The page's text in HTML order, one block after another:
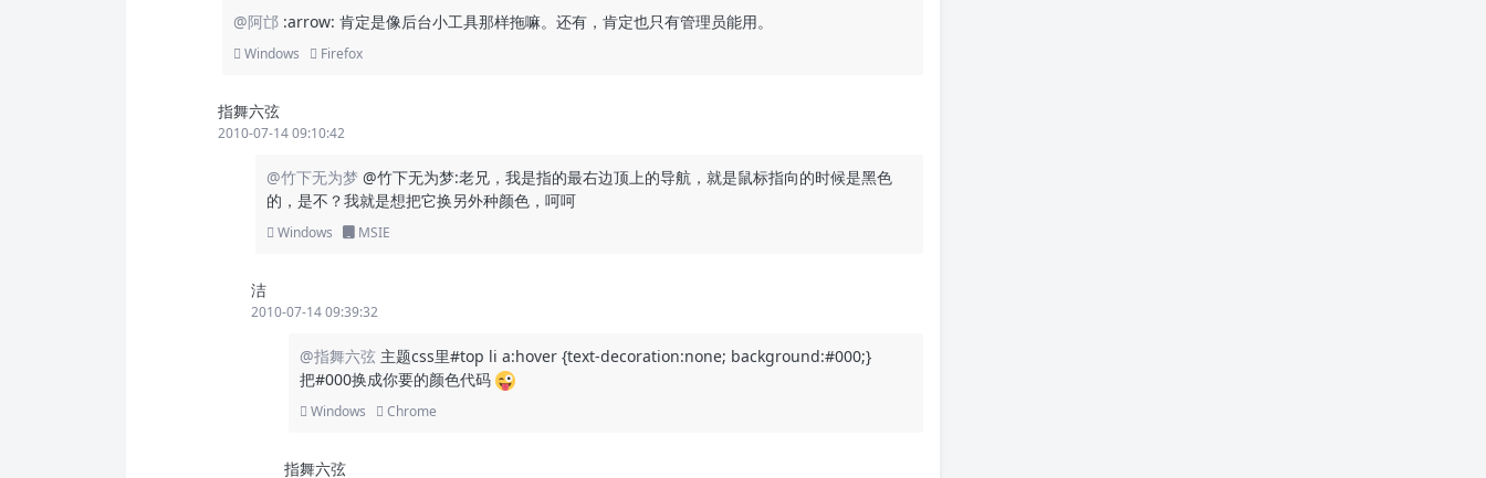
@阿邙 :arrow: 肯定是像后台小工具那样拖嘛。还有，肯定也只有管理员能用。
Windows Firefox
指舞六弦
2010-07-14 09:10:42
@竹下无为梦 @竹下无为梦:老兄，我是指的最右边顶上的导航，就是鼠标指向的时候是黑色
的，是不？我就是想把它换另外种颜色，呵呵
Windows MSIE
洁
2010-07-14 09:39:32
@指舞六弦 主题css里#top li a:hover {text-decoration:none; background:#000;}
把#000换成你要的颜色代码
Windows Chrome
指舞六弦